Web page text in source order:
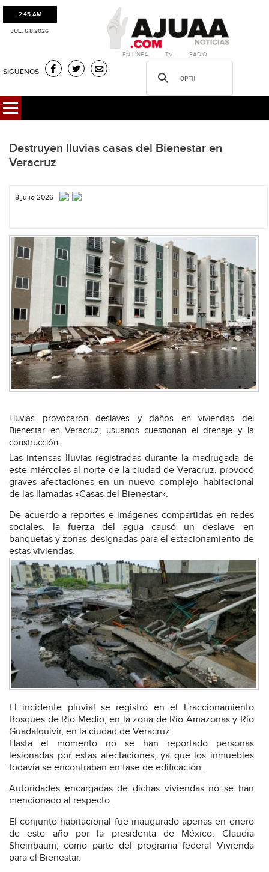
2:45 AM
JUE. 6.8.2026
·EN LÍNEA. ·T.V. ·RADIO
SIGUENOS
Destruyen lluvias casas del Bienestar en
Veracruz
8 julio 2026
Lluvias provocaron deslaves y daños en viviendas del
Bienestar en Veracruz; usuarios cuestionan el drenaje y la
construcción.
Las intensas lluvias registradas durante la madrugada de
este miércoles al norte de la ciudad de Veracruz, provocó
graves afectaciones en un nuevo complejo habitacional
de las llamadas «Casas del Bienestar».
De acuerdo a reportes e imágenes compartidas en redes
sociales, la fuerza del agua causó un deslave en
banquetas y zonas designadas para el estacionamiento de
estas viviendas.
El incidente pluvial se registró en el Fraccionamiento
Bosques de Río Medio, en la zona de Río Amazonas y Río
Guadalquivir, en la ciudad de Veracruz.
Hasta el momentono se han reportado personas
lesionadas por estas afectaciones, ya que los inmuebles
todavía se encontraban en fase de edificación.
Autoridades encargadas de dichas viviendas no se han
mencionado al respecto.
El conjunto habitacional fue inaugurado apenas en enero
de este año por la presidenta de México, Claudia
Sheinbaum, como parte del programa federal Vivienda
para el Bienestar.